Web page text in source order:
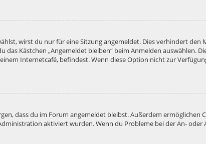
wirst du nur für eine Sitzung angemeldet. Dies verhindert den
Kästchen „Angemeldet bleiben“ beim Anmelden auswählen.
Internetcafé, befindest. Wenn diese Option nicht zur
dass du im Forum angemeldet bleibst. Außerdem ermöglichen
aktiviert wurden. Wenn du Probleme bei der An- oder